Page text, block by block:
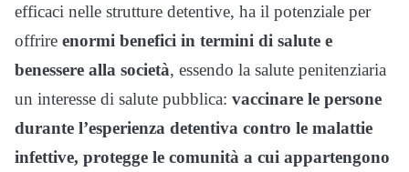
efficaci nelle strutture detentive, ha il potenziale per
offrire enormi benefici in termini di salute e
benessere alla società, essendo la salute penitenziaria
un interesse di salute pubblica: vaccinare le persone
durante l’esperienza detentiva contro le malattie
infettive, protegge le comunità a cui appartengono